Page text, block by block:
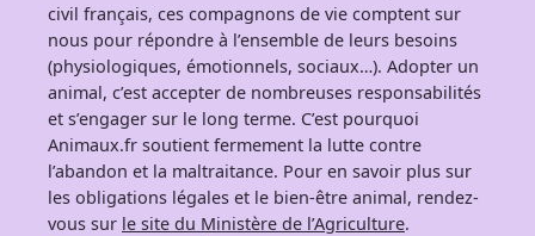
civil français, ces compagnons de vie comptent sur
nous pour répondre à l’ensemble de leurs besoins
(physiologiques, émotionnels, sociaux…). Adopter un
animal, c’est accepter de nombreuses responsabilités
et s’engager sur le long terme. C’est pourquoi
Animaux.fr soutient fermement la lutte contre
l’abandon et la maltraitance. Pour en savoir plus sur
les obligations légales et le bien-être animal, rendez-
vous sur le site du Ministère de l’Agriculture.